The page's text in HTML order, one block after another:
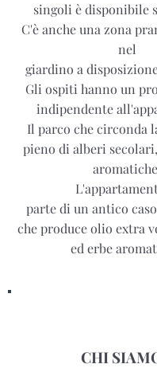
singoli è disponibile
C'è anche una zona
nel
giardino a
Gli ospiti hanno un
indipendente
Il parco che circonda
pieno di alberi
parte di un antico
che produce olio extra
ed erbe
CHI